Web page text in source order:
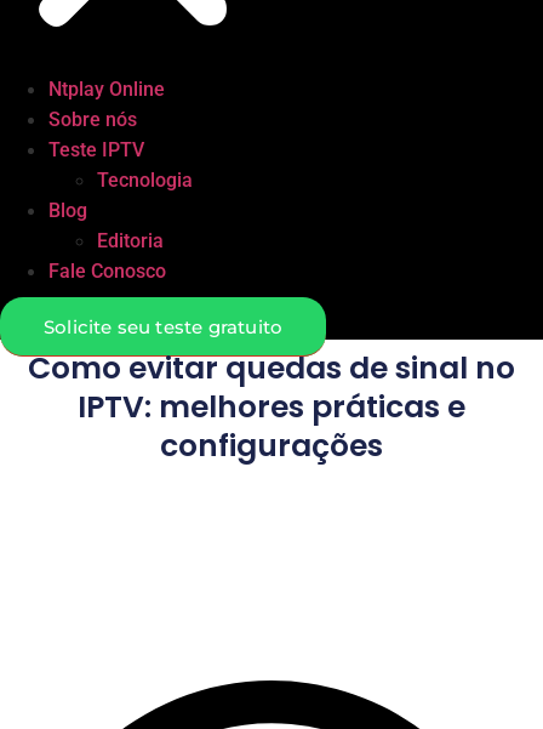
Ntplay Online
Sobre nós
Teste IPTV
Tecnologia
Blog
Editoria
Fale Conosco
Solicite seu teste gratuito
Como evitar quedas de sinal no
IPTV: melhores práticas e
configurações